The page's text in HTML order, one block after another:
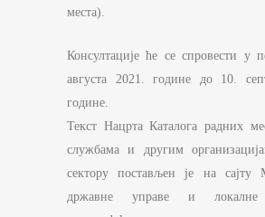
места).
Консултације ће се спровести у
августа 2021. године до 10.
године.
Текст Нацрта Каталога радних
службама и другим
сектору постављен је на сајту
државне управе и локалне